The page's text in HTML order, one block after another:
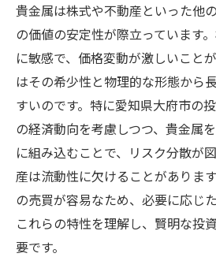
貴金属は株式や不動産といった他
の価値の安定性が際立っています
に敏感で、価格変動が激しいこと
はその希少性と物理的な形態から
すいのです。特に愛知県大府市の
の経済動向を考慮しつつ、貴金属
に組み込むことで、リスク分散が
産は流動性に欠けることがありま
の売買が容易なため、必要に応じ
これらの特性を理解し、賢明な投
要です。